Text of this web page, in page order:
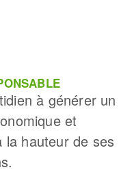
à générer un
et
la hauteur de ses